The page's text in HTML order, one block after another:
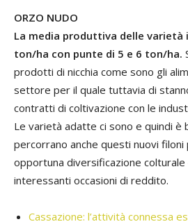
ORZO NUDO
La media produttiva delle varietà
ton/ha con punte di 5 e 6 ton/ha.
prodotti di nicchia come sono gli
settore per il quale tuttavia di
contratti di coltivazione con le
Le varietà adatte ci sono e quindi è
percorrano anche questi nuovi
opportuna diversificazione
interessanti occasioni di reddito.
Cassazione: l’attività connessa